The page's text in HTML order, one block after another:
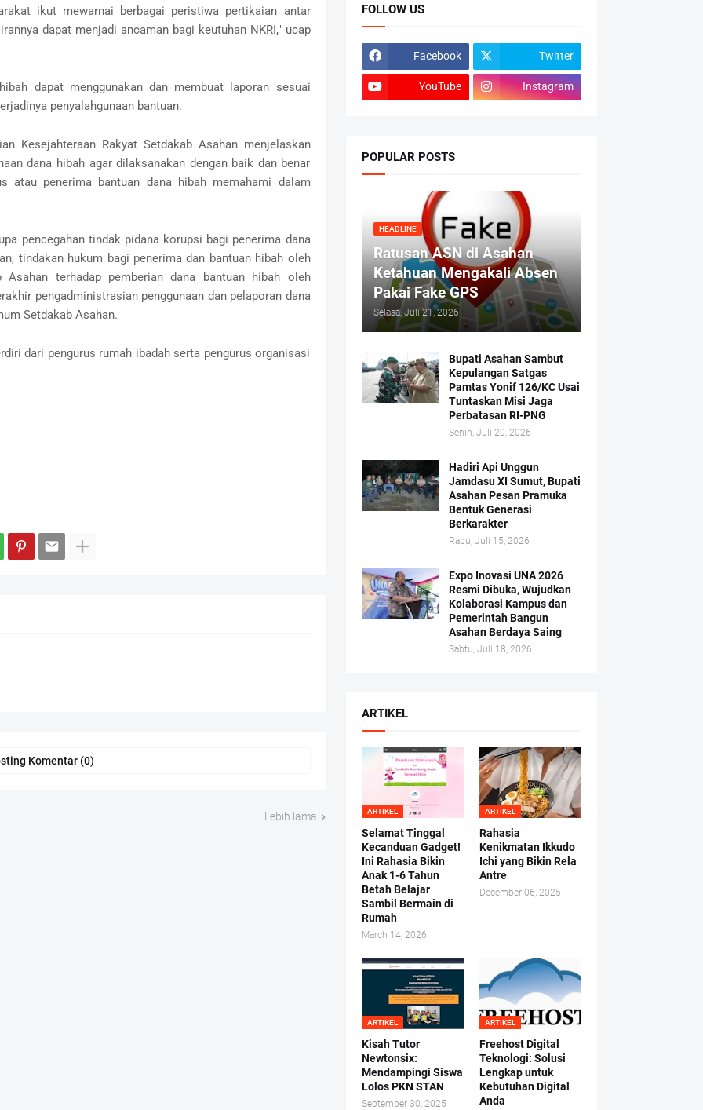
ikut mewarnai berbagai peristiwa pertikaian antar
dapat menjadi ancaman bagi keutuhan NKRI," ucap
dapat menggunakan dan membuat laporan sesuai
penyalahgunaan bantuan.
Kesejahteraan Rakyat Setdakab Asahan menjelaskan
dana hibah agar dilaksanakan dengan baik dan benar
atau penerima bantuan dana hibah memahami dalam
pencegahan tindak pidana korupsi bagi penerima dana
tindakan hukum bagi penerima dan bantuan hibah oleh
terhadap pemberian dana bantuan hibah oleh
pengadministrasian penggunaan dan pelaporan dana
Setdakab Asahan.
dari pengurus rumah ibadah serta pengurus organisasi
Komentar (0)
Lebih lama
FOLLOW US
Facebook Twitter
YouTube Instagram
POPULAR POSTS
HEADLINE
Ratusan ASN di Asahan
Ketahuan Mengakali Absen
Pakai Fake GPS
Selasa, Juli 21, 2026
Bupati Asahan Sambut
Kepulangan Satgas
Pamtas Yonif 126/KC Usai
Tuntaskan Misi Jaga
Perbatasan RI-PNG
Senin, Juli 20, 2026
Hadiri Api Unggun
Jamdasu XI Sumut, Bupati
Asahan Pesan Pramuka
Bentuk Generasi
Berkarakter
Rabu, Juli 15, 2026
Expo Inovasi UNA 2026
Resmi Dibuka, Wujudkan
Kolaborasi Kampus dan
Pemerintah Bangun
Asahan Berdaya Saing
Sabtu, Juli 18, 2026
ARTIKEL
ARTIKEL
Selamat Tinggal
Kecanduan Gadget!
Ini Rahasia Bikin
Anak 1-6 Tahun
Betah Belajar
Sambil Bermain di
Rumah
March 14, 2026
ARTIKEL
Rahasia
Kenikmatan Ikkudo
Ichi yang Bikin Rela
Antre
December 06, 2025
ARTIKEL
Kisah Tutor
Newtonsix:
Mendampingi Siswa
Lolos PKN STAN
September 30, 2025
ARTIKEL
Freehost Digital
Teknologi: Solusi
Lengkap untuk
Kebutuhan Digital
Anda